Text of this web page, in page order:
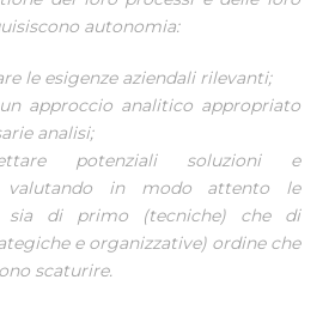
autonomia:
le esigenze aziendali rilevanti;
approccio analitico appropriato
analisi;
potenziali soluzioni e
valutando in modo attento le
sia di primo (tecniche) che di
e organizzative) ordine che
scaturire.